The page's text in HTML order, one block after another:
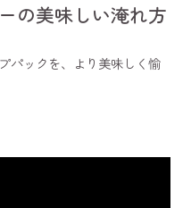
の美味しい淹れ方
パックを、より美味しく愉